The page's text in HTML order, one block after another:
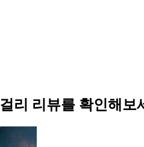
리 리뷰를 확인해보